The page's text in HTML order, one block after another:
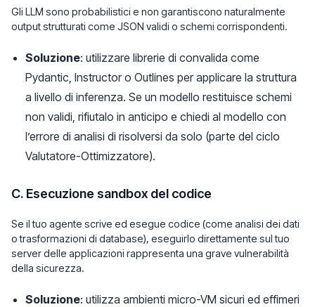
Gli LLM sono probabilistici e non garantiscono naturalmente
output strutturati come JSON validi o schemi corrispondenti.
Soluzione: utilizzare librerie di convalida come
Pydantic, Instructor o Outlines per applicare la struttura
a livello di inferenza. Se un modello restituisce schemi
non validi, rifiutalo in anticipo e chiedi al modello con
l’errore di analisi di risolversi da solo (parte del ciclo
Valutatore-Ottimizzatore).
C. Esecuzione sandbox del codice
Se il tuo agente scrive ed esegue codice (come analisi dei dati
o trasformazioni di database), eseguirlo direttamente sul tuo
server delle applicazioni rappresenta una grave vulnerabilità
della sicurezza.
Soluzione: utilizza ambienti micro-VM sicuri ed effimeri